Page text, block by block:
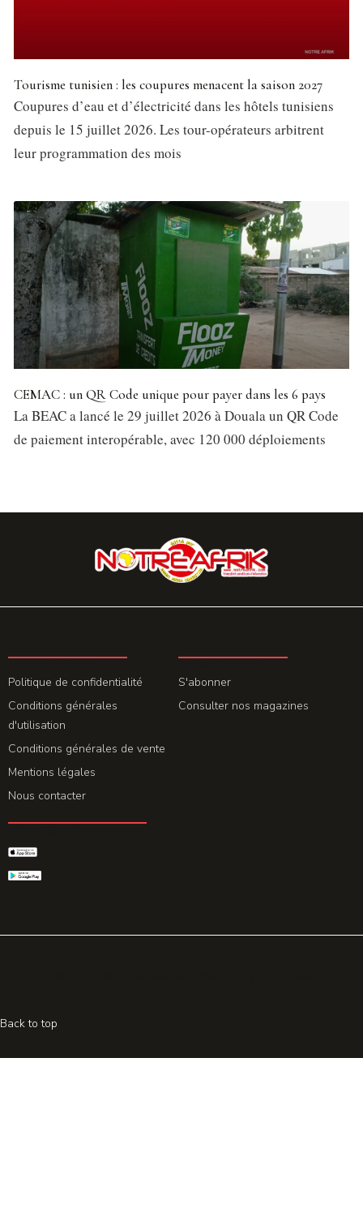
Tourisme tunisien : les coupures menacent la saison 2027
Coupures d’eau et d’électricité dans les hôtels tunisiens
depuis le 15 juillet 2026. Les tour-opérateurs arbitrent
leur programmation des mois
CEMAC : un QR Code unique pour payer dans les 6 pays
La BEAC a lancé le 29 juillet 2026 à Douala un QR Code
de paiement interopérable, avec 120 000 déploiements
Politique de confidentialité
Conditions générales
d'utilisation
Conditions générales de vente
Mentions légales
Nous contacter
S'abonner
Consulter nos magazines
Back to top